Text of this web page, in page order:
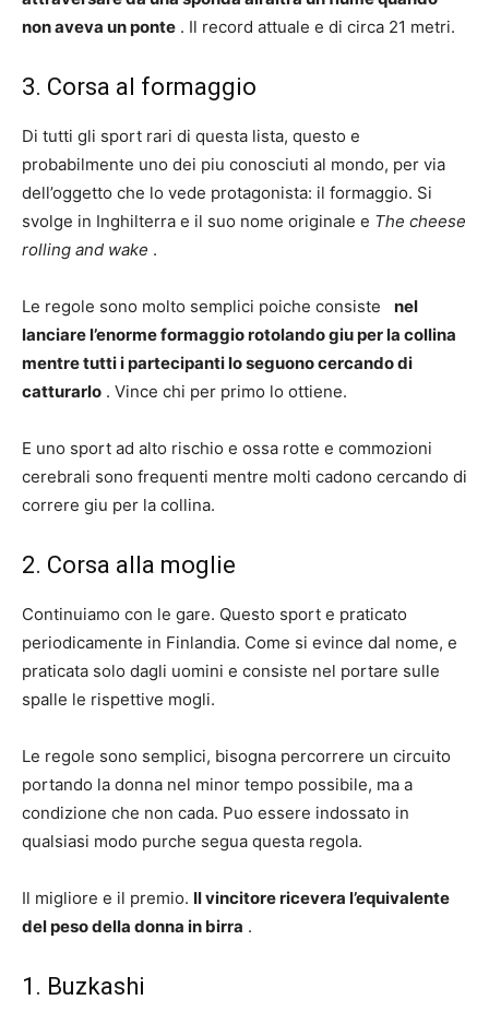
non aveva un ponte . Il record attuale e di circa 21 metri.
3. Corsa al formaggio
Di tutti gli sport rari di questa lista, questo e
probabilmente uno dei piu conosciuti al mondo, per via
dell’oggetto che lo vede protagonista: il formaggio. Si
svolge in Inghilterra e il suo nome originale e The cheese
rolling and wake .
Le regole sono molto semplici poiche consiste nel
lanciare l’enorme formaggio rotolando giu per la collina
mentre tutti i partecipanti lo seguono cercando di
catturarlo . Vince chi per primo lo ottiene.
E uno sport ad alto rischio e ossa rotte e commozioni
cerebrali sono frequenti mentre molti cadono cercando di
correre giu per la collina.
2. Corsa alla moglie
Continuiamo con le gare. Questo sport e praticato
periodicamente in Finlandia. Come si evince dal nome, e
praticata solo dagli uomini e consiste nel portare sulle
spalle le rispettive mogli.
Le regole sono semplici, bisogna percorrere un circuito
portando la donna nel minor tempo possibile, ma a
condizione che non cada. Puo essere indossato in
qualsiasi modo purche segua questa regola.
Il migliore e il premio. Il vincitore ricevera l’equivalente
del peso della donna in birra .
1. Buzkashi